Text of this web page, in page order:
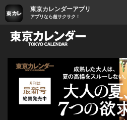
東京カレンダーアプリ
アプリなら超サクサク！
グルメ情